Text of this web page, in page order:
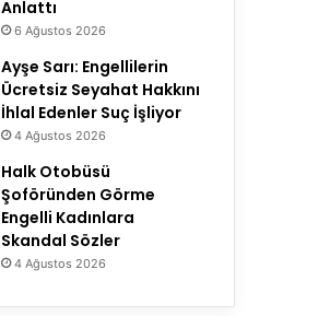
Anlattı
6 Ağustos 2026
Ayşe Sarı: Engellilerin
Ücretsiz Seyahat Hakkını
İhlal Edenler Suç İşliyor
4 Ağustos 2026
Halk Otobüsü
Şoföründen Görme
Engelli Kadınlara
Skandal Sözler
4 Ağustos 2026